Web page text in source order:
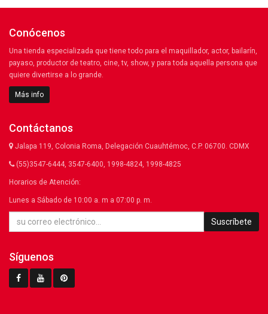
Conócenos
Una tienda especializada que tiene todo para el maquillador, actor, bailarín,
payaso, productor de teatro, cine, tv, show, y para toda aquella persona que
quiere divertirse a lo grande.
Más info
Contáctanos
Jalapa 119, Colonia Roma, Delegación Cuauhtémoc, C.P. 06700. CDMX
(55)3547-6444, 3547-6400, 1998-4824, 1998-4825
Horarios de Atención:
Lunes a Sábado de 10:00 a. m a 07:00 p. m.
Suscríbete
Síguenos